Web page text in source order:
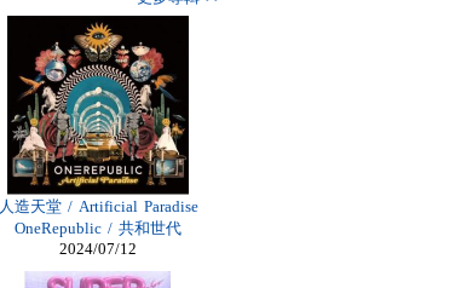
人造天堂 / Artificial Paradise
OneRepublic / 共和世代
2024/07/12